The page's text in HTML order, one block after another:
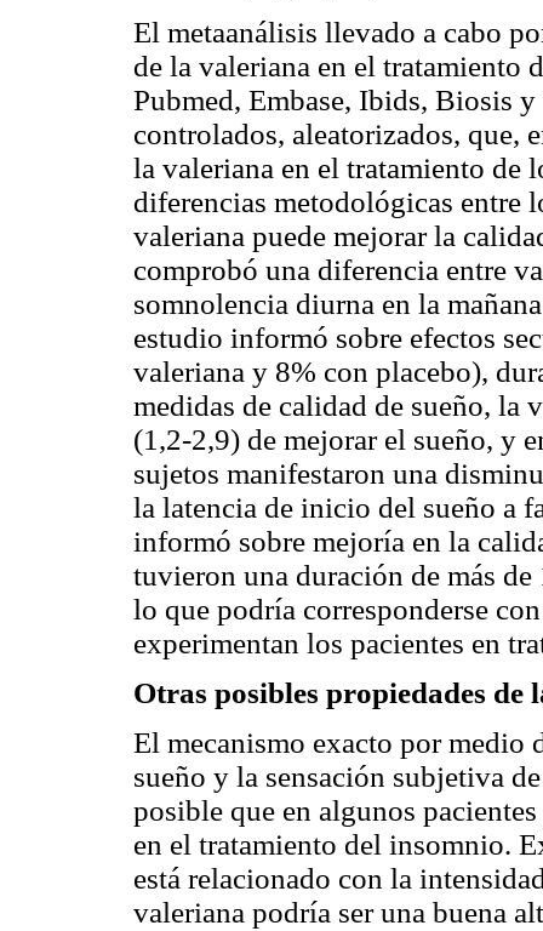
El metaanálisis llevado a cabo
de la valeriana en el tratamiento
Pubmed, Embase, Ibids, Biosis
controlados, aleatorizados, que,
la valeriana en el tratamiento de
diferencias metodológicas entre
valeriana puede mejorar la
comprobó una diferencia entre
somnolencia diurna en la
estudio informó sobre efectos
valeriana y 8% con placebo),
medidas de calidad de sueño, la
(1,2-2,9) de mejorar el sueño, y
sujetos manifestaron una
la latencia de inicio del sueño a
informó sobre mejoría en la
tuvieron una duración de más
lo que podría corresponderse
experimentan los pacientes en
Otras posibles propiedades de
El mecanismo exacto por medio
sueño y la sensación subjetiva
posible que en algunos
en el tratamiento del insomnio.
está relacionado con la
valeriana podría ser una buena